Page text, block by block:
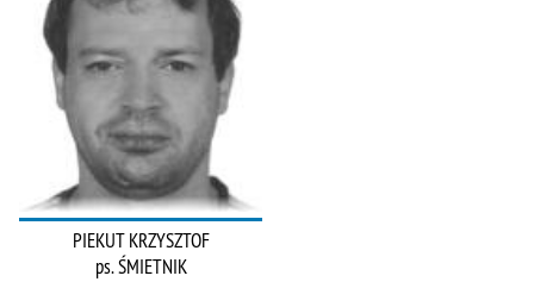
PIEKUT KRZYSZTOF
ps. ŚMIETNIK